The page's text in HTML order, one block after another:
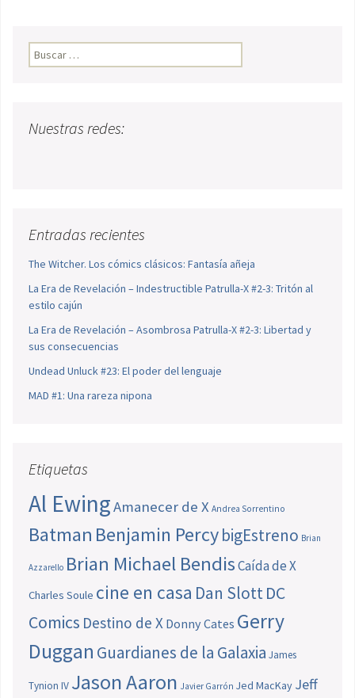
Buscar:
Nuestras redes:
Entradas recientes
The Witcher. Los cómics clásicos: Fantasía añeja
La Era de Revelación – Indestructible Patrulla-X #2-3: Tritón al
estilo cajún
La Era de Revelación – Asombrosa Patrulla-X #2-3: Libertad y
sus consecuencias
Undead Unluck #23: El poder del lenguaje
MAD #1: Una rareza nipona
Etiquetas
Al EwingAmanecer de X Andrea Sorrentino
Batman Benjamin PercybigEstreno Brian
Azzarello Brian Michael BendisCaída de X
Charles Soule cine en casa Dan SlottDC
Comics Destino de X Donny Cates Gerry
Duggan Guardianes de la Galaxia James
Tynion IV Jason Aaron Javier Garrón Jed MacKay Jeff